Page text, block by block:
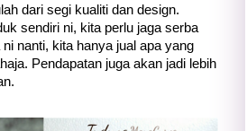
dari segi kualiti dan design.
sendiri ni, kita perlu jaga serba
nanti, kita hanya jual apa yang
Pendapatan juga akan jadi lebih